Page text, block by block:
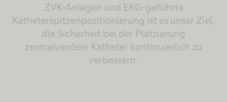
ZVK-Anlagen und EKG-geführte
Katheterspitzenpositionierung ist es unser Ziel,
die Sicherheit bei der Platzierung
zentralvenöser Katheter kontinuierlich zu
verbessern.